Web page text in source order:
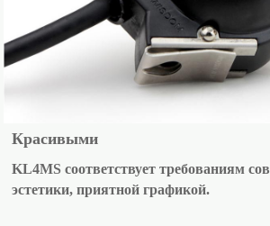
Красивыми
KL4MS соответствует требованиям
эстетики, приятной графикой.